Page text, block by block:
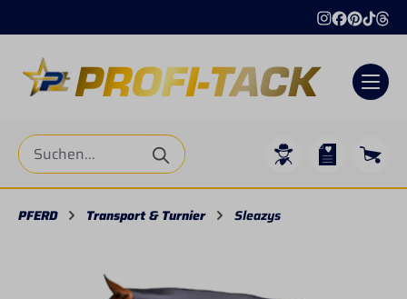
PFERD Transport & Turnier Sleazys